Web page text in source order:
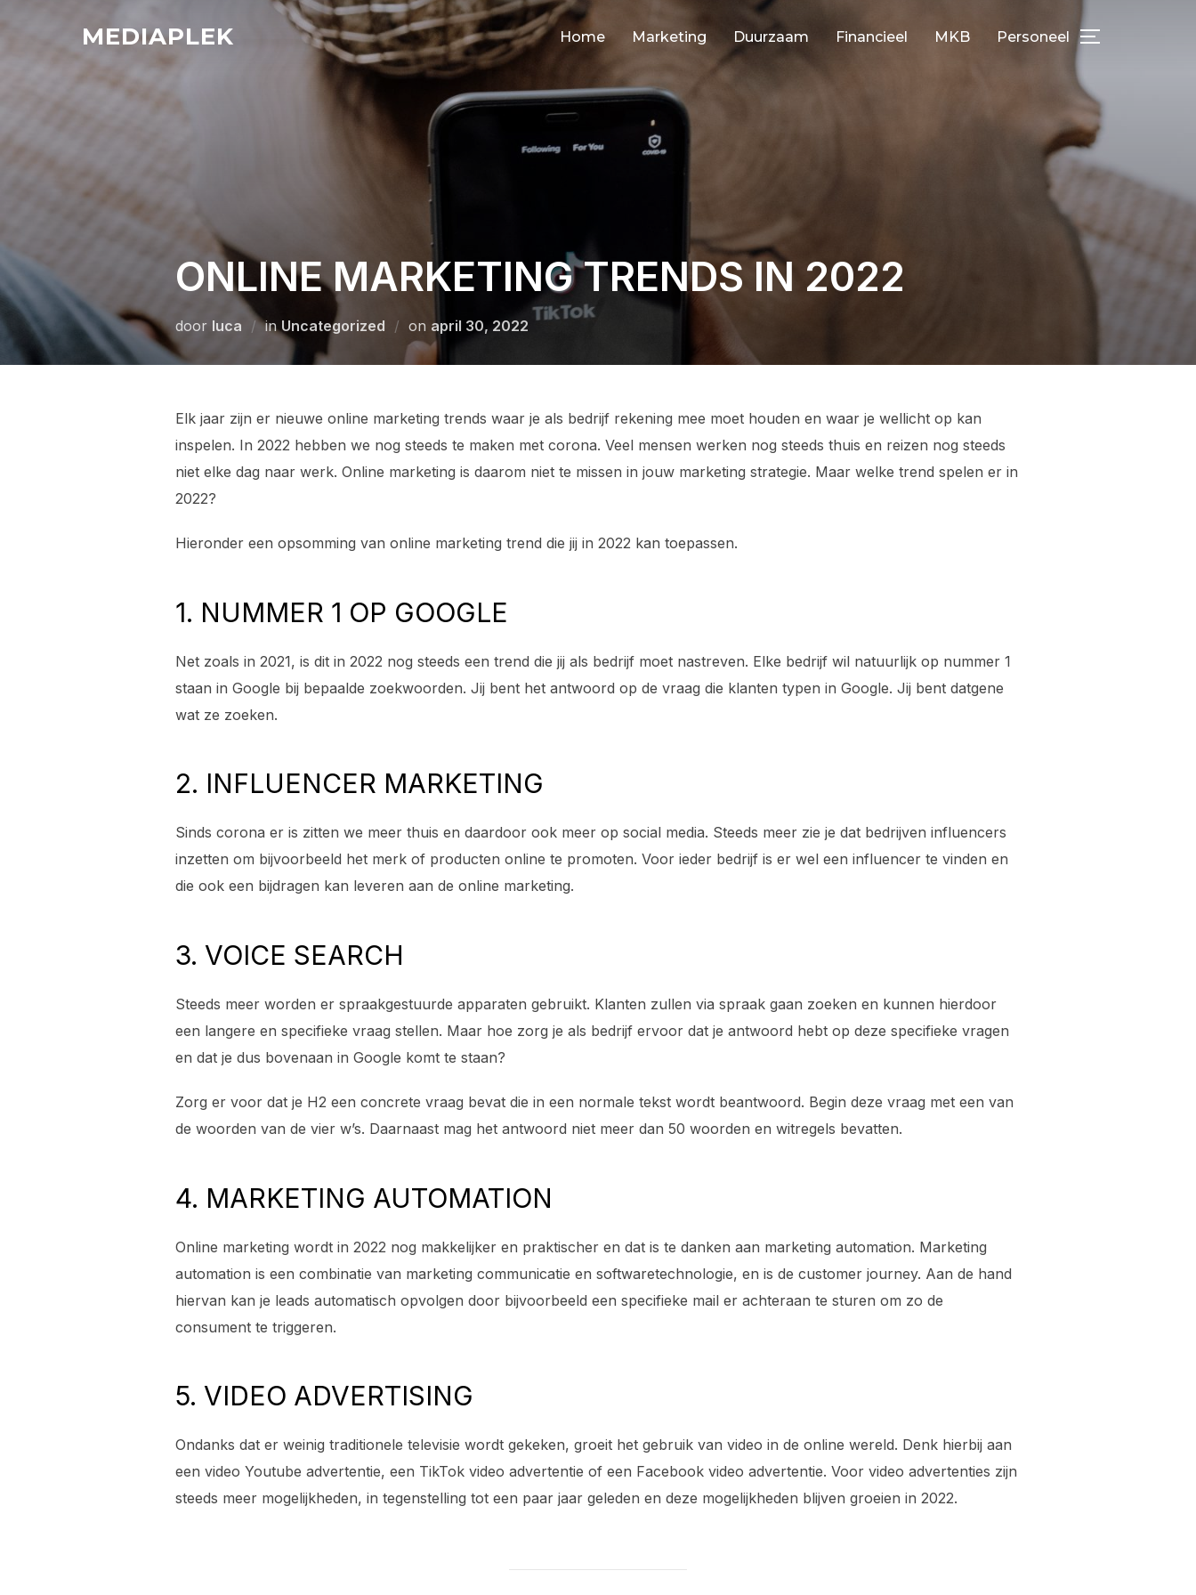
MEDIAPLEK Home Marketing Duurzaam Financieel MKB Personeel TOGGLE
ONLINE MARKETING TRENDS IN 2022
door luca inUncategorized on Geplaatst
op
april 30, 2022
Elk jaar zijn er nieuwe online marketing trends waar je als bedrijf rekening mee moet houden en waar je wellicht op kan
inspelen. In 2022 hebben we nog steeds te maken met corona. Veel mensen werken nog steeds thuis en reizen nog steeds
niet elke dag naar werk. Online marketing is daarom niet te missen in jouw marketing strategie. Maar welke trend spelen er in
2022?
Hieronder een opsomming van online marketing trend die jij in 2022 kan toepassen.
1. NUMMER 1 OP GOOGLE
Net zoals in 2021, is dit in 2022 nog steeds een trend die jij als bedrijf moet nastreven. Elke bedrijf wil natuurlijk op nummer 1
staan in Google bij bepaalde zoekwoorden. Jij bent het antwoord op de vraag die klanten typen in Google. Jij bent datgene
wat ze zoeken.
2. INFLUENCER MARKETING
Sinds corona er is zitten we meer thuis en daardoor ook meer op social media. Steeds meer zie je dat bedrijven influencers
inzetten om bijvoorbeeld het merk of producten online te promoten. Voor ieder bedrijf is er wel een influencer te vinden en
die ook een bijdragen kan leveren aan de online marketing.
3. VOICE SEARCH
Steeds meer worden er spraakgestuurde apparaten gebruikt. Klanten zullen via spraak gaan zoeken en kunnen hierdoor
een langere en specifieke vraag stellen. Maar hoe zorg je als bedrijf ervoor dat je antwoord hebt op deze specifieke vragen
en dat je dus bovenaan in Google komt te staan?
Zorg er voor dat je H2 een concrete vraag bevat die in een normale tekst wordt beantwoord. Begin deze vraag met een van
de woorden van de vier w’s. Daarnaast mag het antwoord niet meer dan 50 woorden en witregels bevatten.
4. MARKETING AUTOMATION
Online marketing wordt in 2022 nog makkelijker en praktischer en dat is te danken aan marketing automation. Marketing
automation is een combinatie van marketing communicatie en softwaretechnologie, en is de customer journey. Aan de hand
hiervan kan je leads automatisch opvolgen door bijvoorbeeld een specifieke mail er achteraan te sturen om zo de
consument te triggeren.
5. VIDEO ADVERTISING
Ondanks dat er weinig traditionele televisie wordt gekeken, groeit het gebruik van video in de online wereld. Denk hierbij aan
een video Youtube advertentie, een TikTok video advertentie of een Facebook video advertentie. Voor video advertenties zijn
steeds meer mogelijkheden, in tegenstelling tot een paar jaar geleden en deze mogelijkheden blijven groeien in 2022.